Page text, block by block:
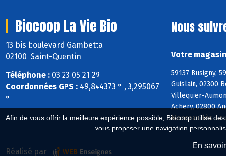
Afin de vous offrir la meilleure expérience possible, Biocoop utilise
vous proposer une navigation
En
Biocoop La Vie Bio
13 bis boulevard Gambetta
02100 Saint-Quentin
Téléphone : 03 23 05 21 29
Coordonnées GPS : 49,844373 ° , 3,295067
°
Nous
Votre
59137 Busigny,
Guislain, 02300
Villequier-
Achery, 02800
Monceau-lès-
Réalisé par